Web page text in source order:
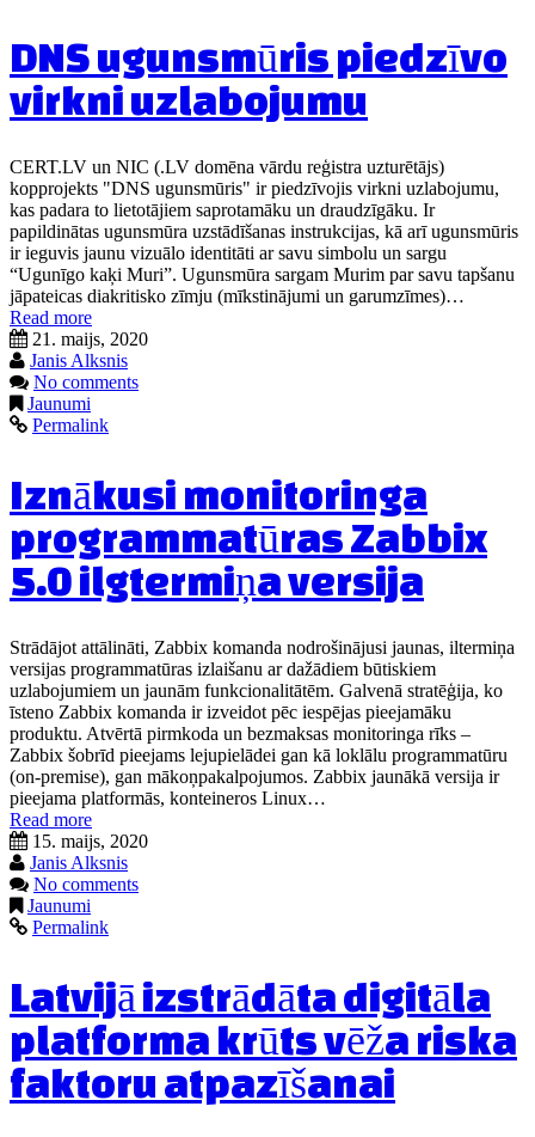
DNS ugunsmūris piedzīvo
virkni uzlabojumu
CERT.LV un NIC (.LV domēna vārdu reģistra uzturētājs)
kopprojekts "DNS ugunsmūris" ir piedzīvojis virkni uzlabojumu,
kas padara to lietotājiem saprotamāku un draudzīgāku. Ir
papildinātas ugunsmūra uzstādīšanas instrukcijas, kā arī ugunsmūris
ir ieguvis jaunu vizuālo identitāti ar savu simbolu un sargu
“Ugunīgo kaķi Muri”. Ugunsmūra sargam Murim par savu tapšanu
jāpateicas diakritisko zīmju (mīkstinājumi un garumzīmes)…
Read more
21. maijs, 2020
Janis Alksnis
No comments
Jaunumi
Permalink
Iznākusi monitoringa
programmatūras Zabbix
5.0 ilgtermiņa versija
Strādājot attālināti, Zabbix komanda nodrošinājusi jaunas, iltermiņa
versijas programmatūras izlaišanu ar dažādiem būtiskiem
uzlabojumiem un jaunām funkcionalitātēm. Galvenā stratēģija, ko
īsteno Zabbix komanda ir izveidot pēc iespējas pieejamāku
produktu. Atvērtā pirmkoda un bezmaksas monitoringa rīks –
Zabbix šobrīd pieejams lejupielādei gan kā loklālu programmatūru
(on-premise), gan mākoņpakalpojumos. Zabbix jaunākā versija ir
pieejama platformās, konteineros Linux…
Read more
15. maijs, 2020
Janis Alksnis
No comments
Jaunumi
Permalink
Latvijā izstrādāta digitāla
platforma krūts vēža riska
faktoru atpazīšanai